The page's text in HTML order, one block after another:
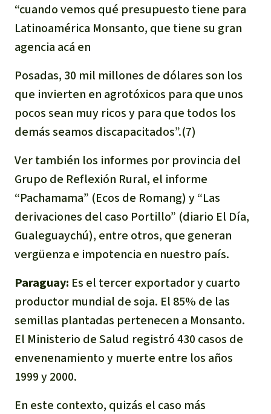
“cuando vemos qué presupuesto tiene para
Latinoamérica Monsanto, que tiene su gran
agencia acá en
Posadas, 30 mil millones de dólares son los
que invierten en agrotóxicos para que unos
pocos sean muy ricos y para que todos los
demás seamos discapacitados”.(7)
Ver también los informes por provincia del
Grupo de Reflexión Rural, el informe
“Pachamama” (Ecos de Romang) y “Las
derivaciones del caso Portillo” (diario El Día,
Gualeguaychú), entre otros, que generan
vergüenza e impotencia en nuestro país.
Paraguay: Es el tercer exportador y cuarto
productor mundial de soja. El 85% de las
semillas plantadas pertenecen a Monsanto.
El Ministerio de Salud registró 430 casos de
envenenamiento y muerte entre los años
1999 y 2000.
En este contexto, quizás el caso más